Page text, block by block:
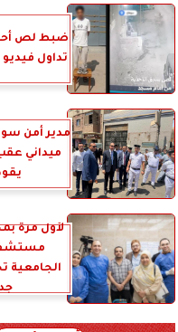
ضبط لص
تداول
مدير أمن
ميداني
لأول مرة
الجامعية